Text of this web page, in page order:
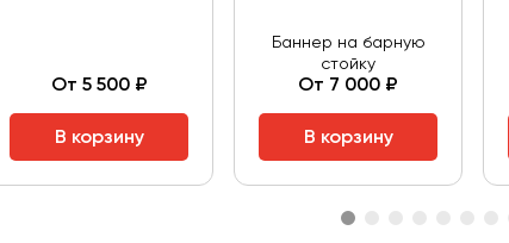
От 5 500 ₽
В корзину
Баннер на барную
стойку
От 7 000 ₽
В корзину